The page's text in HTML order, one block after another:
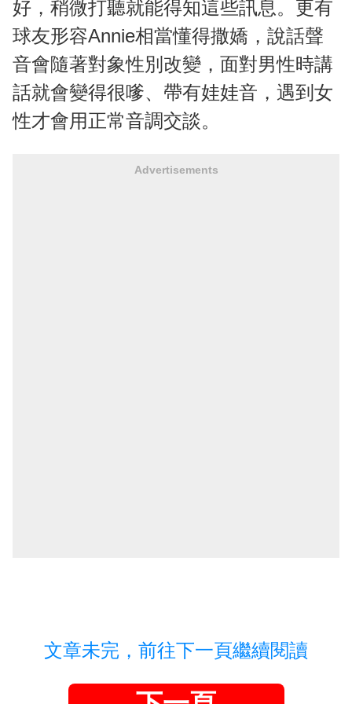
好，稍微打聽就能得知這些訊息。更有
球友形容Annie相當懂得撒嬌，說話聲
音會隨著對象性別改變，面對男性時講
話就會變得很嗲、帶有娃娃音，遇到女
性才會用正常音調交談。
Advertisements
文章未完，前往下一頁繼續閱讀